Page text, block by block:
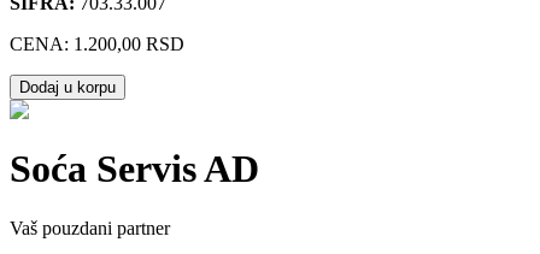
CENA: 1.200,00 RSD
Dodaj u korpu
Soća Servis AD
Vaš pouzdani partner